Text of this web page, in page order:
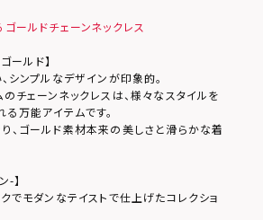
ールドチェーンネックレス
ールド】
シンプルなデザインが印象的。
チェーンネックレスは、様々なスタイルを
万能アイテムです。
、ゴールド素材本来の美しさと滑らかな着
-】
でモダンなテイストで仕上げたコレクショ